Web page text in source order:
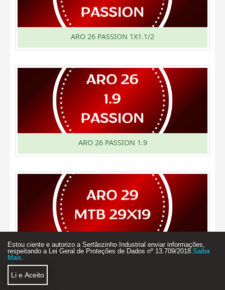
ARO 26 PASSION 1X1.1/2
ARO 26 PASSION 1.9
ARO 29 X 19
Estou ciente e autorizo a Sertãozinho Industrial enviar informações,
respeitando a Lei Geral de Proteções de Dados nº 13.709/2018. Saiba
Mais.
Li e Aceito